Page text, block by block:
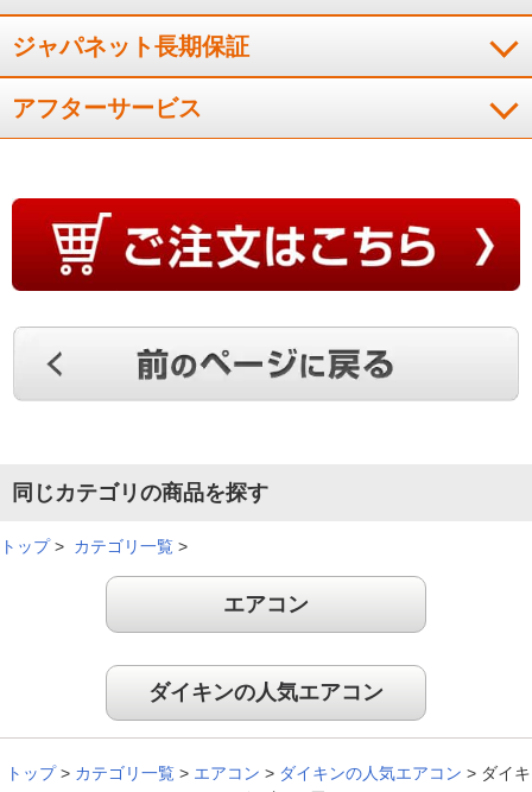
ジャパネット長期保証
アフターサービス
同じカテゴリの商品を探す
トップ> カテゴリ一覧 >
エアコン
ダイキンの人気エアコン
トップ > カテゴリ一覧 > エアコン > ダイキンの人気エアコン > ダイキ